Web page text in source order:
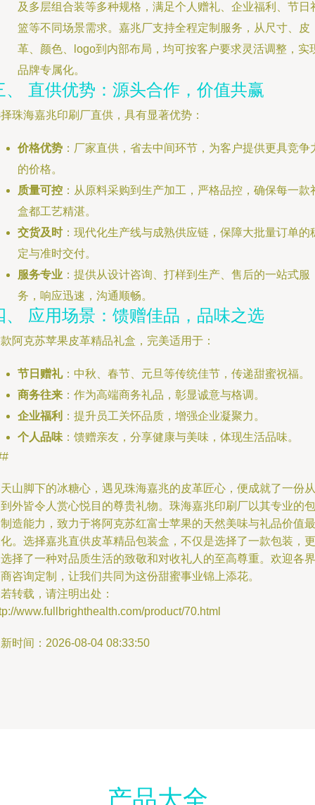
及多层组合装等多种规格，满足个人赠礼、企业福利、节日
篮等不同场景需求。嘉兆厂支持全程定制服务，从尺寸、皮
革、颜色、logo到内部布局，均可按客户要求灵活调整，实
品牌专属化。
、 直供优势：源头合作，价值共赢
珠海嘉兆印刷厂直供，具有显著优势：
价格优势 ：厂家直供，省去中间环节，为客户提供更具竞争
的价格。
质量可控 ：从原料采购到生产加工，严格品控，确保每一款
盒都工艺精湛。
交货及时：现代化生产线与成熟供应链，保障大批量订单的
定与准时交付。
服务专业 ：提供从设计咨询、打样到生产、售后的一站式服
务，响应迅速，沟通顺畅。
、 应用场景：馈赠佳品，品味之选
阿克苏苹果皮革精品礼盒，完美适用于：
节日赠礼：中秋、春节、元旦等传统佳节，传递甜蜜祝福。
商务往来 ：作为高端商务礼品，彰显诚意与格调。
企业福利 ：提升员工关怀品质，增强企业凝聚力。
个人品味 ：馈赠亲友，分享健康与美味，体现生活品味。
山脚下的冰糖心，遇见珠海嘉兆的皮革匠心，便成就了一份从
外皆令人赏心悦目的尊贵礼物。珠海嘉兆印刷厂以其专业的包
造能力，致力于将阿克苏红富士苹果的天然美味与礼品价值最
。选择嘉兆直供皮革精品包装盒，不仅是选择了一款包装，更
择了一种对品质生活的致敬和对收礼人的至高尊重。欢迎各界
咨询定制，让我们共同为这份甜蜜事业锦上添花。
转载，请注明出处：
www.fullbrighthealth.com/product/70.html
时间：2026-08-04 08:33:50
产品大全